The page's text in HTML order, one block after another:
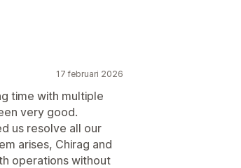
17 februari 2026
time with multiple
very good.
us resolve all our
arises, Chirag and
operations without